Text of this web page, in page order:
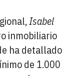
Isabel
inmobiliario
ha detallado
de 1.000